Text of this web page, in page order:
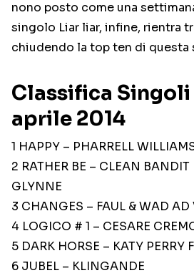
nono posto come una
singolo Liar liar, infine, rientra
chiudendo la top ten di questa
Classifica Singoli
aprile 2014
1 HAPPY – PHARRELL
2 RATHER BE – CLEAN BANDIT
GLYNNE
3 CHANGES – FAUL & WAD AD
4 LOGICO # 1 – CESARE
5 DARK HORSE – KATY PERRY
6 JUBEL – KLINGANDE